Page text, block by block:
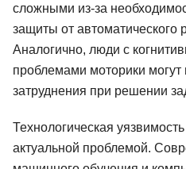
сложными из-за
защиты от автоматического
Аналогично, люди с
проблемами моторики
затруднения при решении
Технологическая
актуальной проблемой.